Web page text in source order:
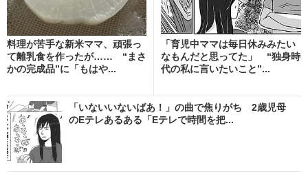
料理が苦手な新米ママ、頑張っ
て離乳食を作ったが…… “まさ
かの完成品”に「もはや...
「育児中ママは毎日休みみたい
なもんだと思ってた」 “独身時
代の私に言いたいこと”...
「いないいないばあ！」の曲で焦りがち 2歳児母
のEテレあるある「Eテレで時間を把...